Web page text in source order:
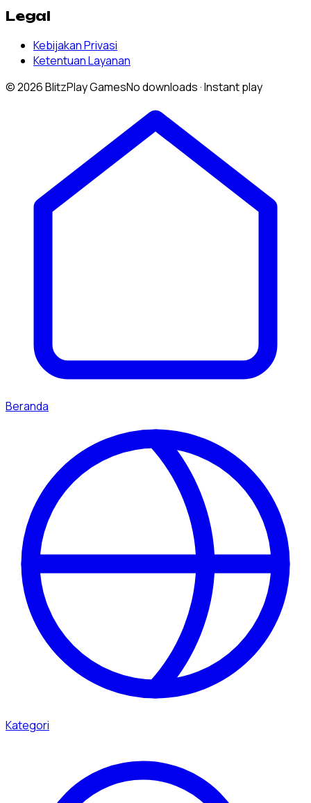
Legal
Kebijakan Privasi
Ketentuan Layanan
© 2026 BlitzPlay GamesNo downloads · Instant play
Beranda
Kategori